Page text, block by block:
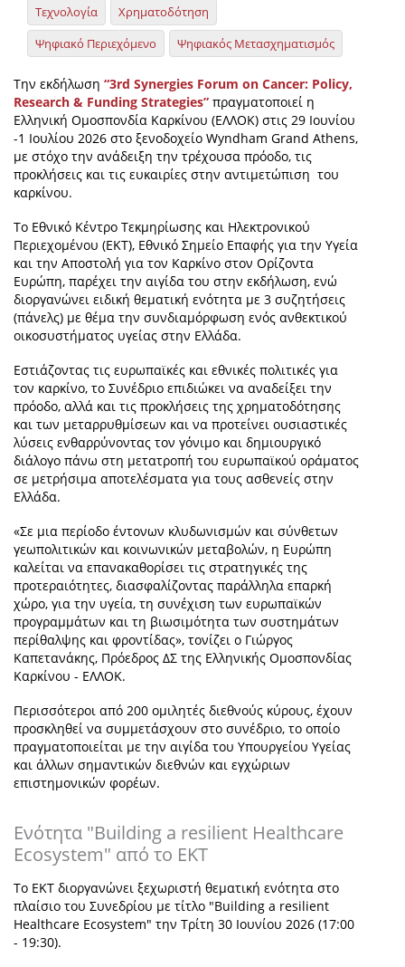
Τεχνολογία
Χρηματοδότηση
Ψηφιακό Περιεχόμενο
Ψηφιακός Μετασχηματισμός
Την εκδήλωση “3rd Synergies Forum on Cancer: Policy,
Research & Funding Strategies” πραγματοποιεί η
Ελληνική Ομοσπονδία Καρκίνου (ΕΛΛΟΚ) στις 29 Ιουνίου
-1 Ιουλίου 2026 στο ξενοδοχείο Wyndham Grand Athens,
με στόχο την ανάδειξη την τρέχουσα πρόοδο, τις
προκλήσεις και τις ευκαιρίες στην αντιμετώπιση του
καρκίνου.
Το Εθνικό Κέντρο Τεκμηρίωσης και Ηλεκτρονικού
Περιεχομένου (ΕΚΤ), Εθνικό Σημείο Επαφής για την Υγεία
και την Αποστολή για τον Καρκίνο στον Ορίζοντα
Ευρώπη, παρέχει την αιγίδα του στην εκδήλωση, ενώ
διοργανώνει ειδική θεματική ενότητα με 3 συζητήσεις
(πάνελς) με θέμα την συνδιαμόρφωση ενός ανθεκτικού
οικοσυστήματος υγείας στην Ελλάδα.
Εστιάζοντας τις ευρωπαϊκές και εθνικές πολιτικές για
τον καρκίνο, το Συνέδριο επιδιώκει να αναδείξει την
πρόοδο, αλλά και τις προκλήσεις της χρηματοδότησης
και των μεταρρυθμίσεων και να προτείνει ουσιαστικές
λύσεις ενθαρρύνοντας τον γόνιμο και δημιουργικό
διάλογο πάνω στη μετατροπή του ευρωπαϊκού οράματος
σε μετρήσιμα αποτελέσματα για τους ασθενείς στην
Ελλάδα.
«Σε μια περίοδο έντονων κλυδωνισμών και σύνθετων
γεωπολιτικών και κοινωνικών μεταβολών, η Ευρώπη
καλείται να επανακαθορίσει τις στρατηγικές της
προτεραιότητες, διασφαλίζοντας παράλληλα επαρκή
χώρο, για την υγεία, τη συνέχιση των ευρωπαϊκών
προγραμμάτων και τη βιωσιμότητα των συστημάτων
περίθαλψης και φροντίδας», τονίζει ο Γιώργος
Καπετανάκης, Πρόεδρος ΔΣ της Ελληνικής Ομοσπονδίας
Καρκίνου - ΕΛΛΟΚ.
Περισσότεροι από 200 ομιλητές διεθνούς κύρους, έχουν
προσκληθεί να συμμετάσχουν στο συνέδριο, το οποίο
πραγματοποιείται με την αιγίδα του Υπουργείου Υγείας
και άλλων σημαντικών διεθνών και εγχώριων
επιστημονικών φορέων.
Ενότητα "Building a resilient Healthcare
Ecosystem" από το ΕΚΤ
Το ΕΚΤ διοργανώνει ξεχωριστή θεματική ενότητα στο
πλαίσιο του Συνεδρίου με τίτλο "Building a resilient
Healthcare Ecosystem" την Τρίτη 30 Ιουνίου 2026 (17:00
- 19:30).